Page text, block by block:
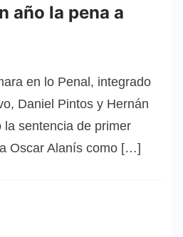
año la pena a
en lo Penal, integrado
Daniel Pintos y Hernán
la sentencia de primer
Oscar Alanís como […]